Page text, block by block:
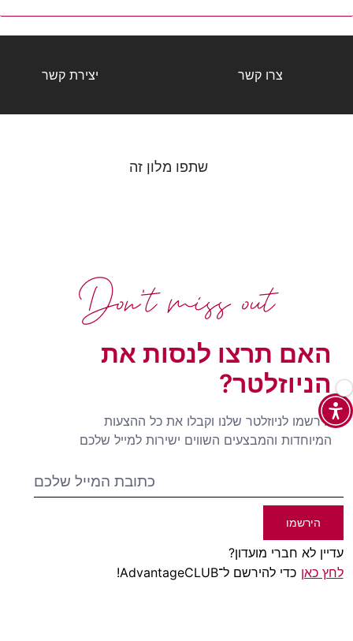
צרו קשר יצירת קשר
שתפו מלון זה
האם תרצו לנסות את
הניוזלטר?
הירשמו לניוזלטר שלנו וקבלו את כל ההצעות
המיוחדות והמבצעים השווים ישירות למייל שלכם
הירשמו
עדיין לא חברי מועדון?
לחץ כאן כדי להירשם ל־AdvantageCLUB!
Don't miss out